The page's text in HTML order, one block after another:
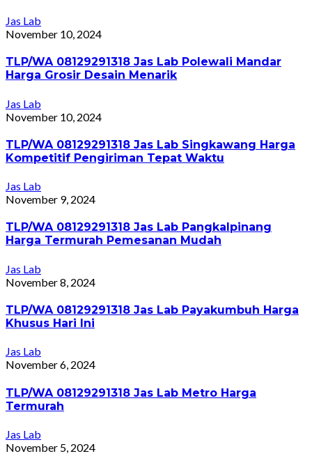
Jas Lab
November 10, 2024
TLP/WA 08129291318 Jas Lab Polewali Mandar
Harga Grosir Desain Menarik
Jas Lab
November 10, 2024
TLP/WA 08129291318 Jas Lab Singkawang Harga
Kompetitif Pengiriman Tepat Waktu
Jas Lab
November 9, 2024
TLP/WA 08129291318 Jas Lab Pangkalpinang
Harga Termurah Pemesanan Mudah
Jas Lab
November 8, 2024
TLP/WA 08129291318 Jas Lab Payakumbuh Harga
Khusus Hari Ini
Jas Lab
November 6, 2024
TLP/WA 08129291318 Jas Lab Metro Harga
Termurah
Jas Lab
November 5, 2024